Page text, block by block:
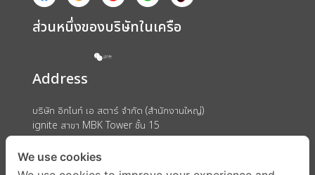
ส่วนหนึ่งของบริษัทในเครือ
Address
บริษัท อิกไนท์ เอ สตาร์ จำกัด (สำนักงานใหญ่)
ignite สาขา MBK Tower ชั้น 15
ถนนพญาไท แขวงวังใหม่ เขตปทุมวัน กรุงเทพมหานคร 10330
We use cookies